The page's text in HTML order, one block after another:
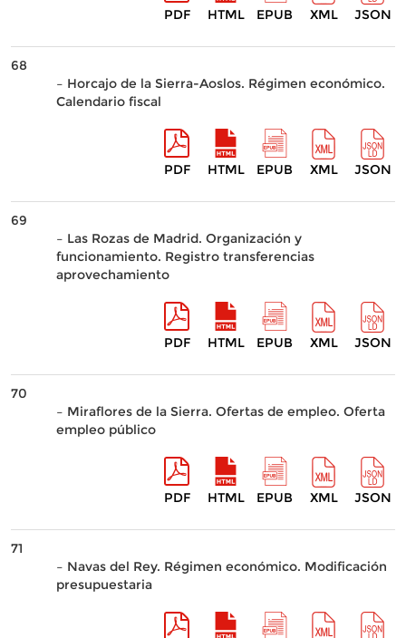
PDF HTML EPUB XML JSON
68
– Horcajo de la Sierra-Aoslos. Régimen económico.
Calendario fiscal
PDF HTML EPUB XML JSON
69
– Las Rozas de Madrid. Organización y
funcionamiento. Registro transferencias
aprovechamiento
PDF HTML EPUB XML JSON
70
– Miraflores de la Sierra. Ofertas de empleo. Oferta
empleo público
PDF HTML EPUB XML JSON
71
– Navas del Rey. Régimen económico. Modificación
presupuestaria